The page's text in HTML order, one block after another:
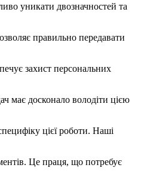
уникати двозначностей та
правильно передавати
захист персональних
має досконало володіти цією
цієї роботи. Наші
Це праця, що потребує